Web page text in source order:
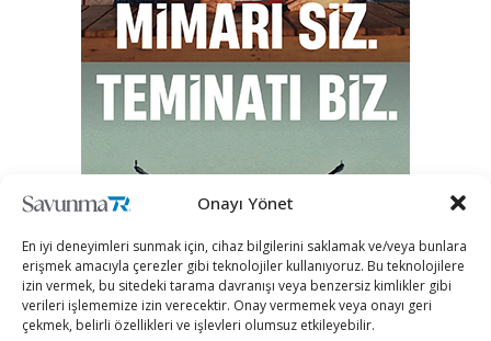
Onayı Yönet
En iyi deneyimleri sunmak için, cihaz bilgilerini saklamak ve/veya bunlara
erişmek amacıyla çerezler gibi teknolojiler kullanıyoruz. Bu teknolojilere
izin vermek, bu sitedeki tarama davranışı veya benzersiz kimlikler gibi
verileri işlememize izin verecektir. Onay vermemek veya onayı geri
çekmek, belirli özellikleri ve işlevleri olumsuz etkileyebilir.